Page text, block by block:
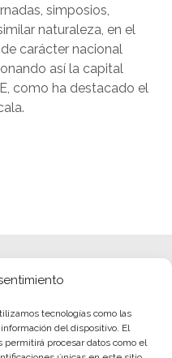
tecnologías como las
del dispositivo. El
procesar datos como el
simposios,
naturaleza, en el
carácter nacional
así la capital
como ha destacado el